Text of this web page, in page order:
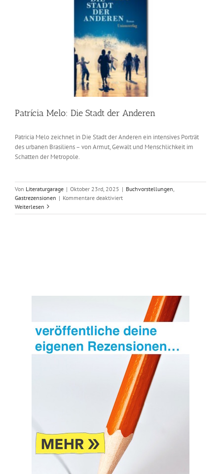
Patrícia Melo: Die Stadt der Anderen
Patricia Melo zeichnet in Die Stadt der Anderen ein intensives Porträt
des urbanen Brasiliens – von Armut, Gewalt und Menschlichkeit im
Schatten der Metropole.
Von Literaturgarage | Oktober 23rd, 2025 | Buchvorstellungen
Gastrezensionen | Kommentare deaktiviertfür
Melo:
Weiterlesen